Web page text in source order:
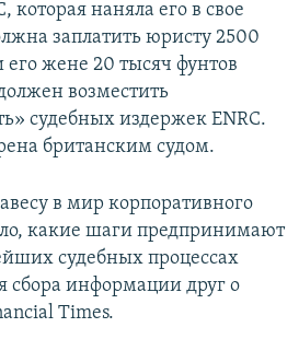
наняла его в свое
заплатить юристу 2500
его жене 20 тысяч фунтов
возместить
судебных издержек ENRC.
британским судом.
в мир корпоративного
какие шаги предпринимают
судебных процессах
сбора информации друг о
Times.